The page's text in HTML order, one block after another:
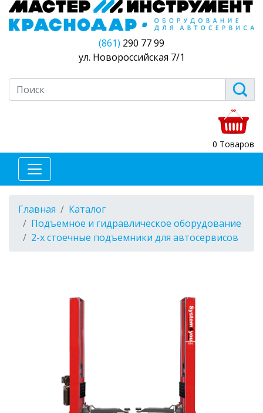
(861) 290 77 99
ул. Новороссийская 7/1
0 Товаров
Главная
Каталог
Подъемное и гидравлическое оборудование
2-х стоечные подъемники для автосервисов